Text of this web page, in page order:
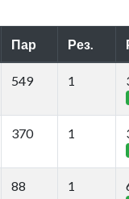
Пар Рез.
549 1
370 1
88 1